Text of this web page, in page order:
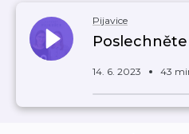
Pijavice
14. 6. 2023 43